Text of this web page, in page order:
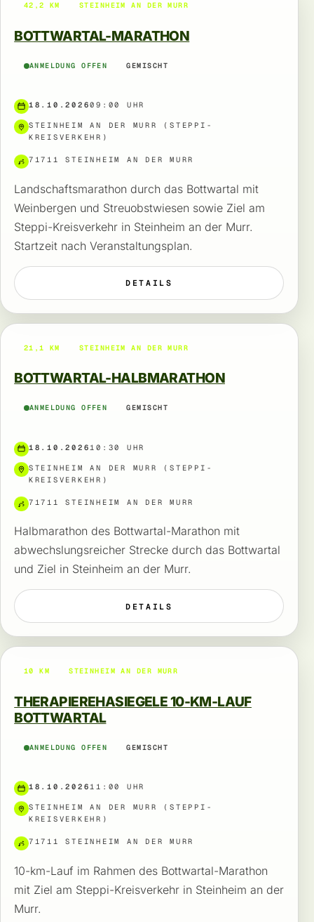
42,2 KM STEINHEIM AN DER MURR
BOTTWARTAL-MARATHON
ANMELDUNG OFFEN GEMISCHT
18.10.202609:00 UHR
STEINHEIM AN DER MURR (STEPPI-
KREISVERKEHR)
71711 STEINHEIM AN DER MURR
Landschaftsmarathon durch das Bottwartal mit
Weinbergen und Streuobstwiesen sowie Ziel am
Steppi-Kreisverkehr in Steinheim an der Murr.
Startzeit nach Veranstaltungsplan.
DETAILS
21,1 KM STEINHEIM AN DER MURR
BOTTWARTAL-HALBMARATHON
ANMELDUNG OFFEN GEMISCHT
18.10.2026 10:30 UHR
STEINHEIM AN DER MURR (STEPPI-
KREISVERKEHR)
71711 STEINHEIM AN DER MURR
Halbmarathon des Bottwartal-Marathon mit
abwechslungsreicher Strecke durch das Bottwartal
und Ziel in Steinheim an der Murr.
DETAILS
10 KM STEINHEIM AN DER MURR
THERAPIEREHASIEGELE 10-KM-LAUF
BOTTWARTAL
ANMELDUNG OFFEN GEMISCHT
18.10.202611:00 UHR
STEINHEIM AN DER MURR (STEPPI-
KREISVERKEHR)
71711 STEINHEIM AN DER MURR
10-km-Lauf im Rahmen des Bottwartal-Marathon
mit Ziel am Steppi-Kreisverkehr in Steinheim an der
Murr.